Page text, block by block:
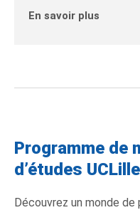
En savoir plus
Programme de
d’études
Découvrez un monde